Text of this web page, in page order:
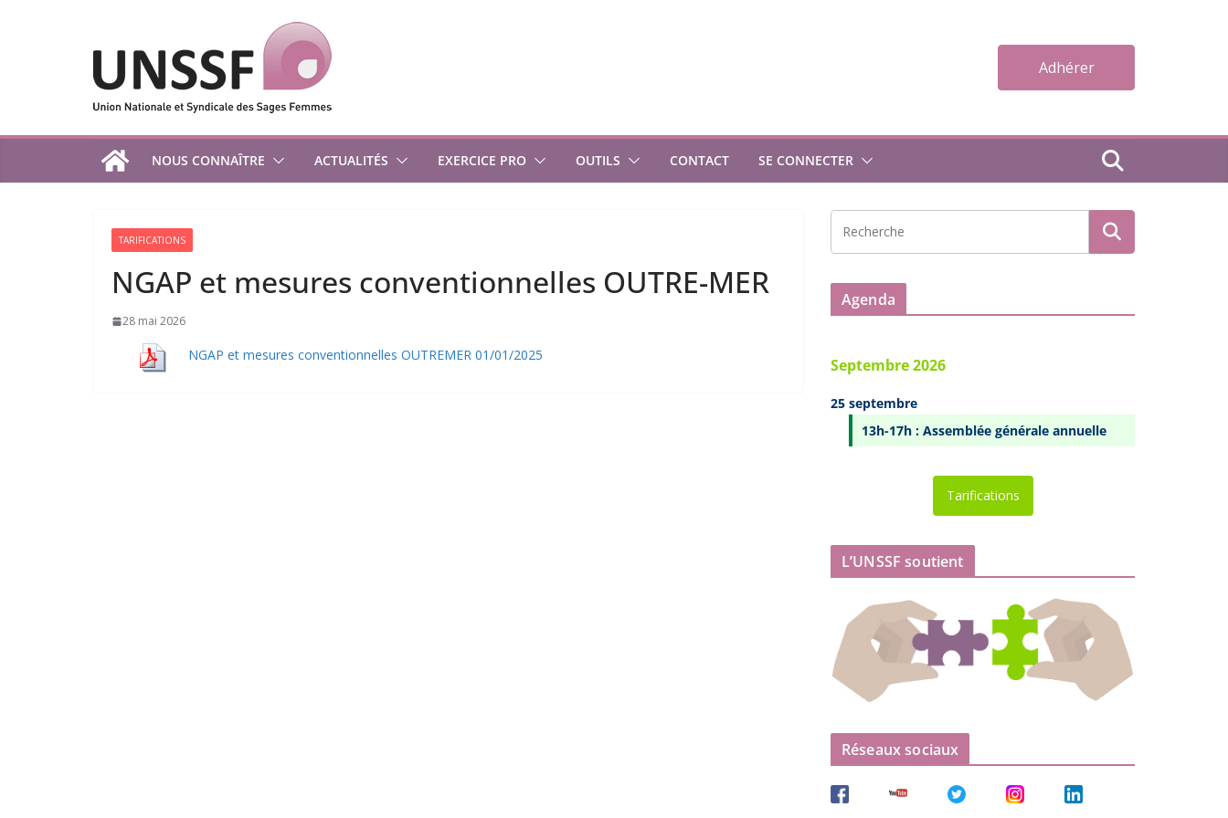
Adhérer
NOUS CONNAÎTRE ACTUALITÉS EXERCICE PRO OUTILS CONTACT SE CONNECTER
TARIFICATIONS
NGAP et mesures conventionnelles OUTRE-MER
28 mai 2026
NGAP et mesures conventionnelles OUTREMER 01/01/2025
Agenda
Septembre 2026
25 septembre
13h-17h : Assemblée générale annuelle
Tarifications
L’UNSSF soutient
Réseaux sociaux